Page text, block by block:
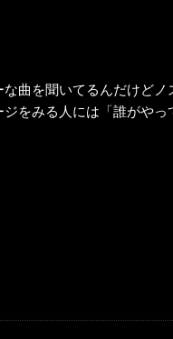
曲を聞いてるんだけど
をみる人には「誰がや